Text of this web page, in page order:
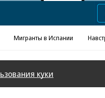
Мигранты в Испании
куки